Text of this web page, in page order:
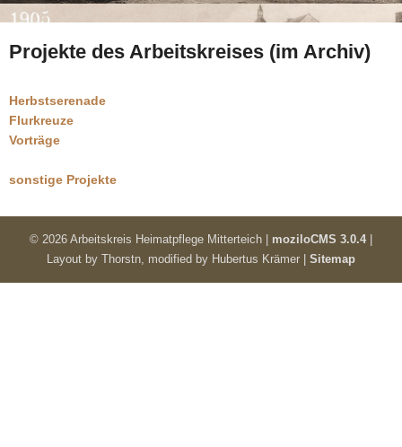
Projekte des Arbeitskreises (im Archiv)
Herbstserenade
Flurkreuze
Vorträge
sonstige Projekte
© 2026 Arbeitskreis Heimatpflege Mitterteich | moziloCMS 3.0.4|
Layout by Thorstn, modified by Hubertus Krämer Sitemap